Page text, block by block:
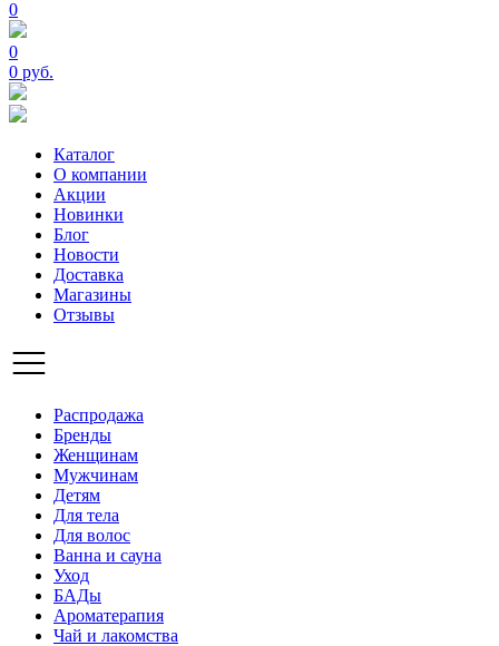
0
0
0 руб.
Каталог
О компании
Акции
Новинки
Блог
Новости
Доставка
Магазины
Отзывы
Распродажа
Бренды
Женщинам
Мужчинам
Детям
Для тела
Для волос
Ванна и сауна
Уход
БАДы
Ароматерапия
Чай и лакомства